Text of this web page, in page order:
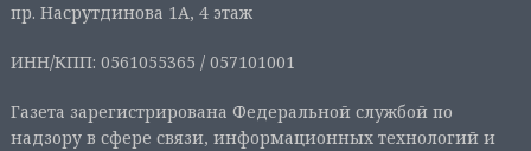
пр. Насрутдинова 1А, 4 этаж
ИНН/КПП: 0561055365 / 057101001
Газета зарегистрирована Федеральной службой по
надзору в сфере связи, информационных технологий и